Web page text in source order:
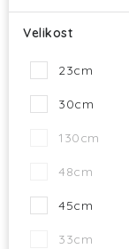
Velikost
23cm
30cm
130cm
48cm
45cm
33cm